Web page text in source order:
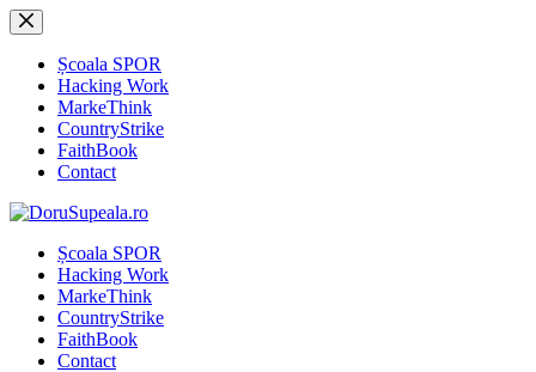
Sari
la
conținutȘcoala SPOR
Hacking Work
MarkeThink
CountryStrike
FaithBook
Contact
Școala SPOR
Hacking Work
MarkeThink
CountryStrike
FaithBook
Contact